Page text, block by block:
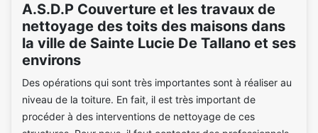
A.S.D.P Couverture et les travaux de
nettoyage des toits des maisons dans
la ville de Sainte Lucie De Tallano et ses
environs
Des opérations qui sont très importantes sont à réaliser au
niveau de la toiture. En fait, il est très important de
procéder à des interventions de nettoyage de ces